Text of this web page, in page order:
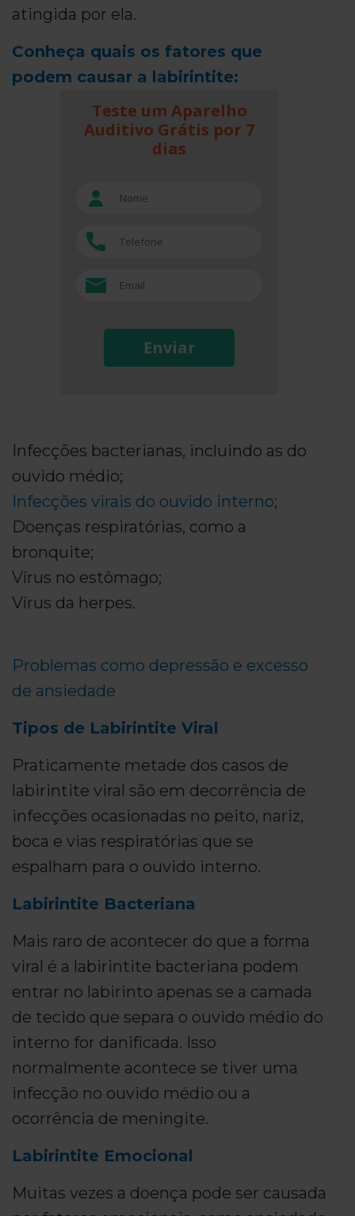
atingida por ela.
Conheça quais os fatores que
podem causar a labirintite:
Teste um Aparelho
Auditivo Grátis por 7
dias
Enviar
Infecções bacterianas, incluindo as do
ouvido médio;
Infecções virais do ouvido interno;
Doenças respiratórias, como a
bronquite;
Vírus no estômago;
Vírus da herpes.
Problemas como depressão e excesso
de ansiedade
Tipos de Labirintite Viral
Praticamente metade dos casos de
labirintite viral são em decorrência de
infecções ocasionadas no peito, nariz,
boca e vias respiratórias que se
espalham para o ouvido interno.
Labirintite Bacteriana
Mais raro de acontecer do que a forma
viral é a labirintite bacteriana podem
entrar no labirinto apenas se a camada
de tecido que separa o ouvido médio do
interno for danificada. Isso
normalmente acontece se tiver uma
infecção no ouvido médio ou a
ocorrência de meningite.
Labirintite Emocional
Muitas vezes a doença pode ser causada